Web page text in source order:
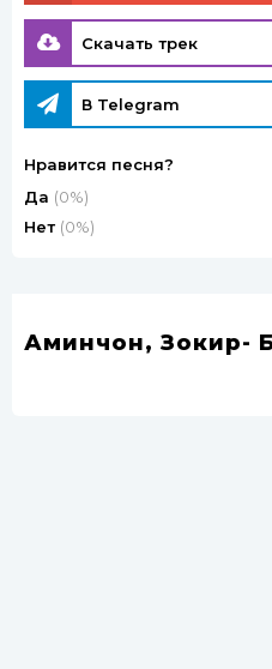
Скачать трек
В Telegram
Нравится песня?
Да (0%)
Нет (0%)
Аминчон, Зокир-